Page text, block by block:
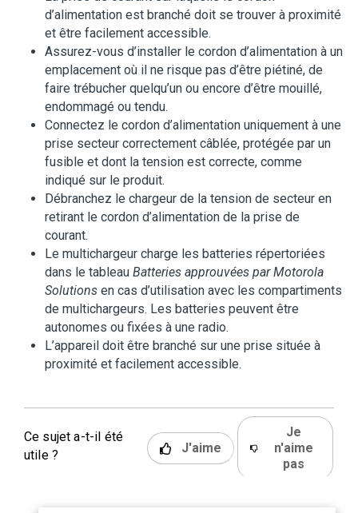
d’alimentation est branché doit se trouver à proximité
et être facilement accessible.
Assurez-vous d’installer le cordon d’alimentation à un
emplacement où il ne risque pas d’être piétiné, de
faire trébucher quelqu’un ou encore d’être mouillé,
endommagé ou tendu.
Connectez le cordon d’alimentation uniquement à une
prise secteur correctement câblée, protégée par un
fusible et dont la tension est correcte, comme
indiqué sur le produit.
Débranchez le chargeur de la tension de secteur en
retirant le cordon d’alimentation de la prise de
courant.
Le multichargeur charge les batteries répertoriées
dans le tableau Batteries approuvées par Motorola
Solutions en cas d’utilisation avec les compartiments
de multichargeurs. Les batteries peuvent être
autonomes ou fixées à une radio.
L’appareil doit être branché sur une prise située à
proximité et facilement accessible.
Ce sujet a-t-il été
utile ?
J'aime
Je
n'aime
pas